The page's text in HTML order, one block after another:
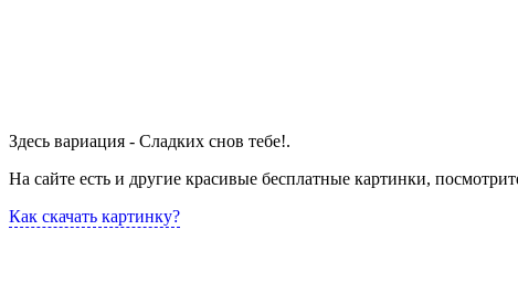
Здесь вариация - Сладких снов тебе!.
На сайте есть и другие красивые бесплатные картинки,
Как скачать картинку?